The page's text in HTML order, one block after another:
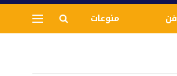
فن منوعات